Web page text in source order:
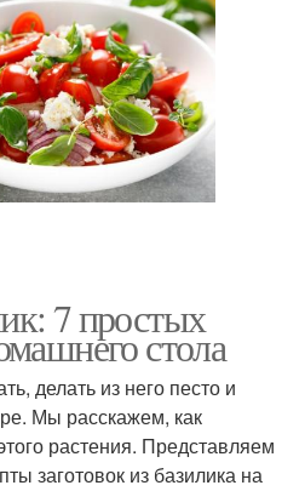
7 простых
стола
делать из него песто и
Мы расскажем, как
растения. Представляем
заготовок из базилика на